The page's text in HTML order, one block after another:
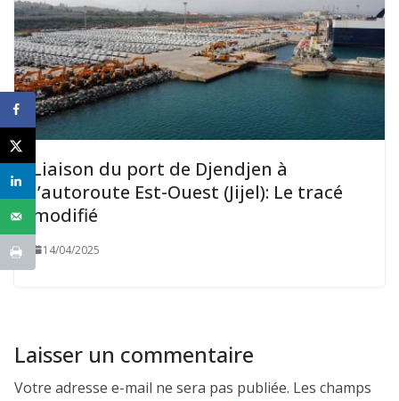
Liaison du port de Djendjen à
l’autoroute Est-Ouest (Jijel): Le tracé
modifié
14/04/2025
Laisser un commentaire
Votre adresse e-mail ne sera pas publiée. Les champs